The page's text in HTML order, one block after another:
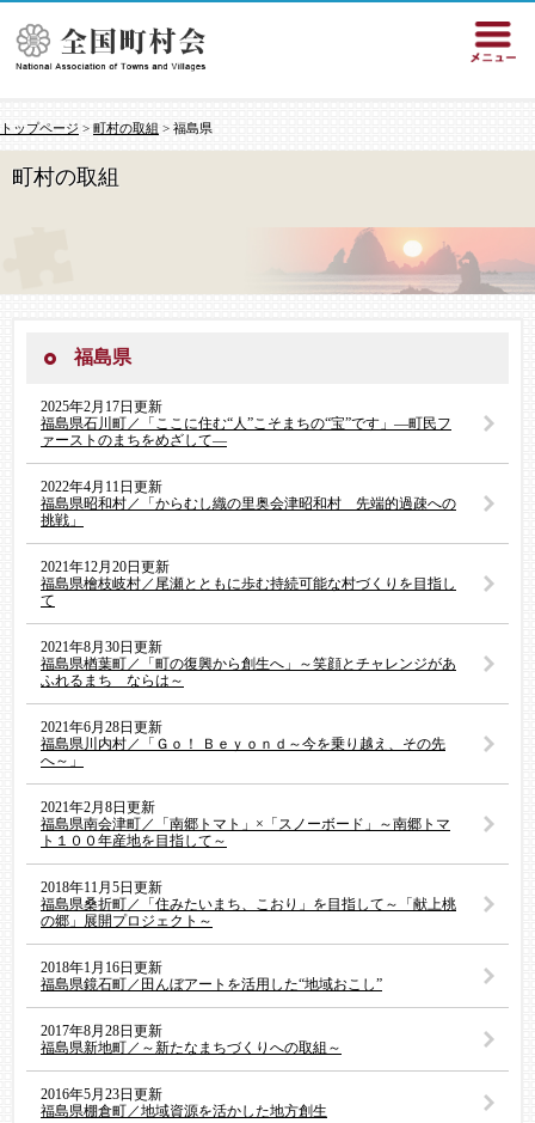
トップページ > 町村の取組 > 福島県
町村の取組
福島県
2025年2月17日更新
福島県石川町／「ここに住む“人”こそまちの“宝”です」―町民フ
ァーストのまちをめざして―
2022年4月11日更新
福島県昭和村／「からむし織の里奥会津昭和村 先端的過疎への
挑戦」
2021年12月20日更新
福島県檜枝岐村／尾瀬とともに歩む持続可能な村づくりを目指し
て
2021年8月30日更新
福島県楢葉町／「町の復興から創生へ」～笑顔とチャレンジがあ
ふれるまち ならは～
2021年6月28日更新
福島県川内村／「Ｇｏ！ Ｂｅｙｏｎｄ～今を乗り越え、その先
へ～」
2021年2月8日更新
福島県南会津町／「南郷トマト」×「スノーボード」～南郷トマ
ト１００年産地を目指して～
2018年11月5日更新
福島県桑折町／「住みたいまち、こおり」を目指して～「献上桃
の郷」展開プロジェクト～
2018年1月16日更新
福島県鏡石町／田んぼアートを活用した“地域おこし”
2017年8月28日更新
福島県新地町／～新たなまちづくりへの取組～
2016年5月23日更新
福島県棚倉町／地域資源を活かした地方創生